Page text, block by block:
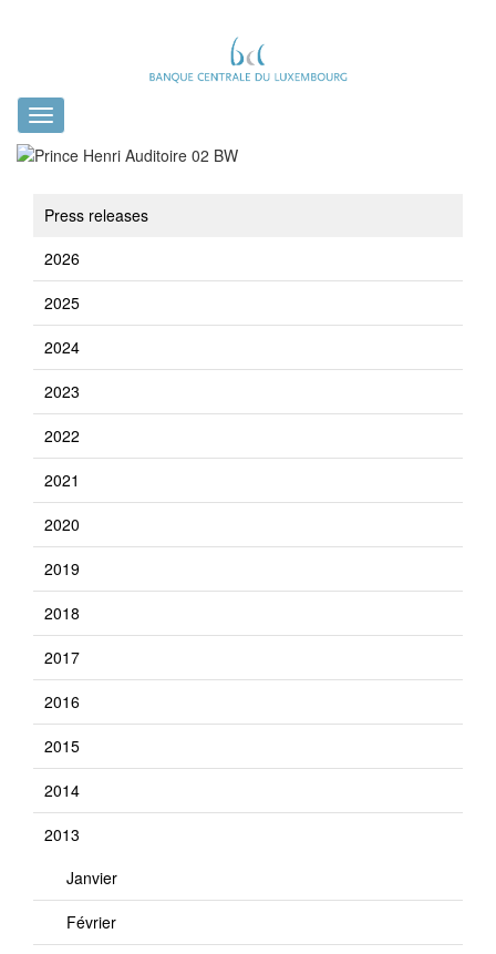
Toggle
navigation
Press releases
2026
2025
2024
2023
2022
2021
2020
2019
2018
2017
2016
2015
2014
2013
Janvier
Février